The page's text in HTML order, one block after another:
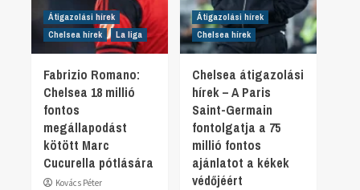
Átigazolási hírek
Chelsea hírek
La liga
Fabrizio Romano:
Chelsea 18 millió
fontos
megállapodást
kötött Marc
Cucurella pótlására
Kovács Péter
Átigazolási hírek
Chelsea hírek
Chelsea átigazolási
hírek – A Paris
Saint-Germain
fontolgatja a 75
millió fontos
ajánlatot a kékek
védőjéért